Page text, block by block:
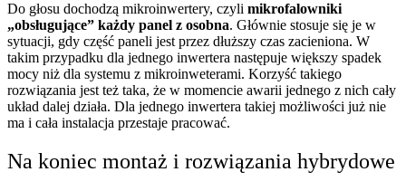
Do głosu dochodzą mikroinwertery, czyli mikrofalowniki
„obsługujące” każdy panel z osobna. Głównie stosuje się je w
sytuacji, gdy część paneli jest przez dłuższy czas zacieniona. W
takim przypadku dla jednego inwertera następuje większy spadek
mocy niż dla systemu z mikroinweterami. Korzyść takiego
rozwiązania jest też taka, że w momencie awarii jednego z nich cały
układ dalej działa. Dla jednego inwertera takiej możliwości już nie
ma i cała instalacja przestaje pracować.
Na koniec montaż i rozwiązania hybrydowe